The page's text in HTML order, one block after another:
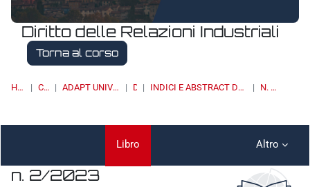
Diritto delle Relazioni Industriali
Torna al corso
HOME CORSI ADAPT UNIVERSITY PRESS DRI INDICI E ABSTRACT DEI NUMERI PUBBLICATI N. 2/2023
Libro Altro
n. 2/2023